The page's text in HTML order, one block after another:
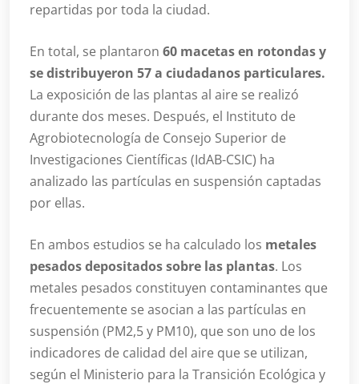
repartidas por toda la ciudad.
En total, se plantaron 60 macetas en rotondas y
se distribuyeron 57 a ciudadanos particulares.
La exposición de las plantas al aire se realizó
durante dos meses. Después, el Instituto de
Agrobiotecnología de Consejo Superior de
Investigaciones Científicas (IdAB-CSIC) ha
analizado las partículas en suspensión captadas
por ellas.
En ambos estudios se ha calculado los metales
pesados depositados sobre las plantas. Los
metales pesados constituyen contaminantes que
frecuentemente se asocian a las partículas en
suspensión (PM2,5 y PM10), que son uno de los
indicadores de calidad del aire que se utilizan,
según el Ministerio para la Transición Ecológica y